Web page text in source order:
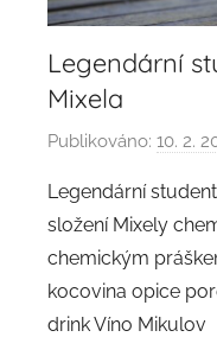
Legendární
Mixela
Publikováno: 10. 2.
Legendární
složení Mixely
chemickým
kocovina opice
drink Víno Mikulov